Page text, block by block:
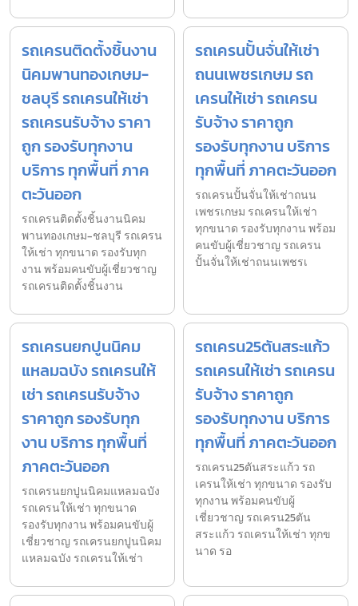
รถเครนติดตั้งชิ้นงาน
นิคมพานทองเกษม-
ชลบุรี รถเครนให้เช่า
รถเครนรับจ้าง ราคา
ถูก รองรับทุกงาน
บริการ ทุกพื้นที่ ภาค
ตะวันออก
รถเครนติดตั้งชิ้นงานนิคม
พานทองเกษม-ชลบุรี รถเครน
ให้เช่า ทุกขนาด รองรับทุก
งาน พร้อมคนขับผู้เชี่ยวชาญ
รถเครนติดตั้งชิ้นงาน
รถเครนปั้นจั่นให้เช่า
ถนนเพชรเกษม รถ
เครนให้เช่า รถเครน
รับจ้าง ราคาถูก
รองรับทุกงาน บริการ
ทุกพื้นที่ ภาคตะวันออก
รถเครนปั้นจั่นให้เช่าถนน
เพชรเกษม รถเครนให้เช่า
ทุกขนาด รองรับทุกงาน พร้อม
คนขับผู้เชี่ยวชาญ รถเครน
ปั้นจั่นให้เช่าถนนเพชรเ
รถเครนยกปูนนิคม
แหลมฉบัง รถเครนให้
เช่า รถเครนรับจ้าง
ราคาถูก รองรับทุก
งาน บริการ ทุกพื้นที่
ภาคตะวันออก
รถเครนยกปูนนิคมแหลมฉบัง
รถเครนให้เช่า ทุกขนาด
รองรับทุกงาน พร้อมคนขับผู้
เชี่ยวชาญ รถเครนยกปูนนิคม
แหลมฉบัง รถเครนให้เช่า
รถเครน25ตันสระแก้ว
รถเครนให้เช่า รถเครน
รับจ้าง ราคาถูก
รองรับทุกงาน บริการ
ทุกพื้นที่ ภาคตะวันออก
รถเครน25ตันสระแก้ว รถ
เครนให้เช่า ทุกขนาด รองรับ
ทุกงาน พร้อมคนขับผู้
เชี่ยวชาญ รถเครน25ตัน
สระแก้ว รถเครนให้เช่า ทุกข
นาด รอ